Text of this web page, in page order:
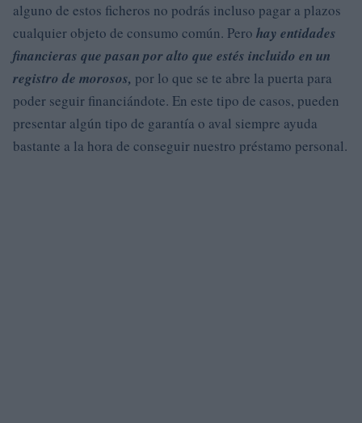
alguno de estos ficheros no podrás incluso pagar a plazos
cualquier objeto de consumo común. Pero hay entidades
financieras que pasan por alto que estés incluido en un
registro de morosos, por lo que se te abre la puerta para
poder seguir financiándote. En este tipo de casos, pueden
presentar algún tipo de garantía o aval siempre ayuda
bastante a la hora de conseguir nuestro préstamo personal.